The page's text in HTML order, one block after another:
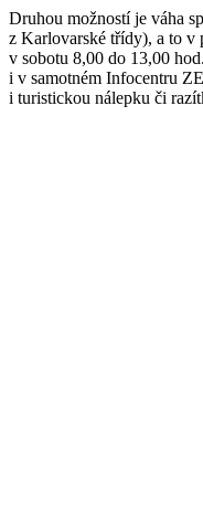
Druhou možností je váha
z Karlovarské třídy), a to v
v sobotu 8,00 do 13,00
i v samotném Infocentru
i turistickou nálepku či